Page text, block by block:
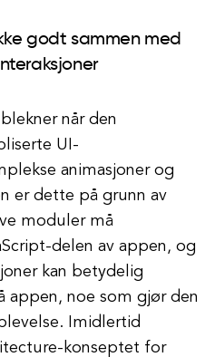
godt sammen med
når den
UI-
animasjoner og
er dette på grunn av
moduler må
delen av appen, og
kan betydelig
appen, noe som gjør den
Imidlertid
konseptet for